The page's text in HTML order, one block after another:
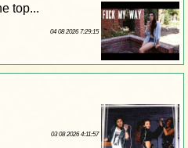
top...
04 08 2026 7:29:15
03 08 2026 4:11:57